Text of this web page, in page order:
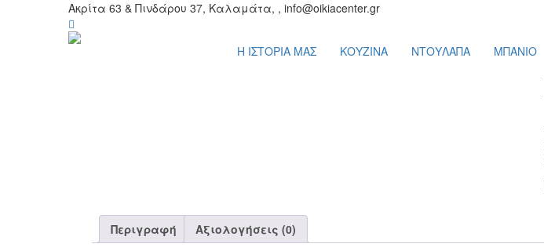
Ακρίτα 63 & Πινδάρου 37, Καλαμάτα, , info@oikiacenter.gr
Η ΙΣΤΟΡΙΑ ΜΑΣ ΚΟΥΖΙΝΑ ΝΤΟΥΛΑΠΑ ΜΠΑΝΙΟ
Περιγραφή Αξιολογήσεις (0)